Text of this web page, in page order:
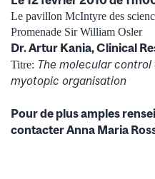
Le pavillon McIntyre des
Promenade Sir William Osler
Dr. Artur Kania, Clinical
Titre: The molecular
myotopic organisation
Pour de plus amples
contacter Anna Maria